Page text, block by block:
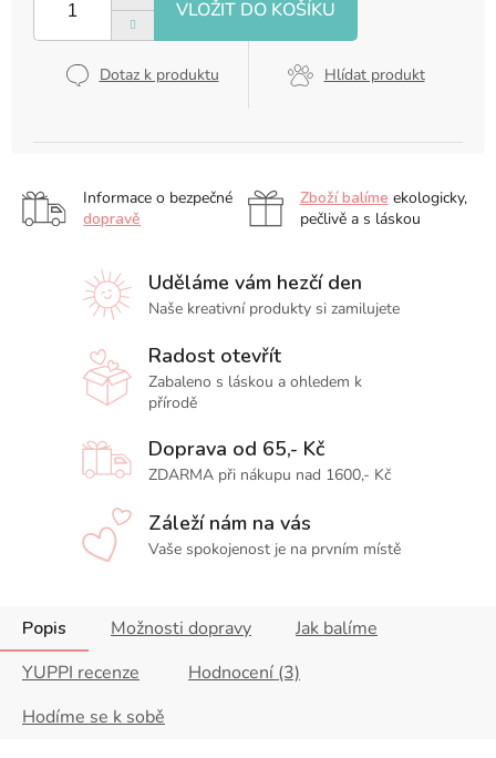
Dotaz k produktu Hlídat produkt
Informace o bezpečné
dopravě
Zboží balíme ekologicky,
pečlivě a s láskou
Uděláme vám hezčí den
Naše kreativní produkty si zamilujete
Radost otevřít
Zabaleno s láskou a ohledem k
přírodě
Doprava od 65,- Kč
ZDARMA při nákupu nad 1600,- Kč
Záleží nám na vás
Vaše spokojenost je na prvním místě
Popis Možnosti dopravy
Jak balíme
YUPPI recenze
Hodnocení (3)
Hodíme se k sobě